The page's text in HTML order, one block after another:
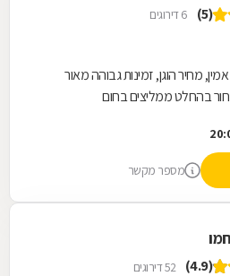
(5) 6 דירוגים
מחיר הוגן, זמינות גבוהה מאור
בהחלט ממליצים בחום
מספר מקשר
(4.9) 52 דירוגים